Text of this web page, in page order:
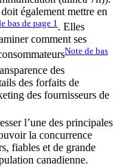
également mettre en
bas de page 1. Elles
comment ses
Note de bas
des
des forfaits de
des fournisseurs de
l’une des principales
la concurrence
fiables et de grande
canadienne.